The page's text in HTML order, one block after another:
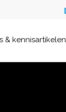
& kennisartikelen